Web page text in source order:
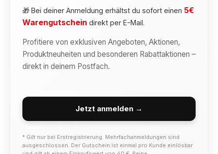
🎁 Bei deiner Anmeldung erhältst du sofort einen 5€
Warengutschein direkt per E-Mail.
Profitiere von exklusiven Angeboten, Aktionen,
Produktneuheiten und besonderen Rabattaktionen –
direkt in deinem Postfach.
Jetzt anmelden →
* Gilt nur bei Erstregistrierung. Mehrfachanmeldungen sind
ausgeschlossen. Der Gutschein ist einmal pro Kunde einlösbar